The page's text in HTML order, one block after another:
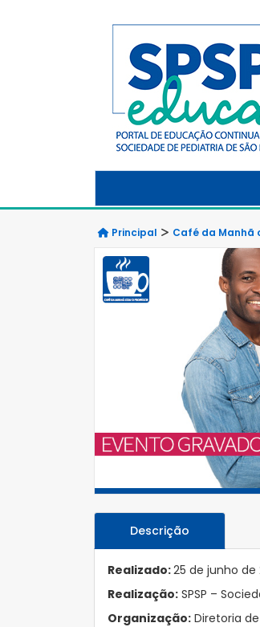
Principal Café da Manhã
Descrição
Realizado:25 de junho de
Realização: SPSP –
Organização: Diretoria